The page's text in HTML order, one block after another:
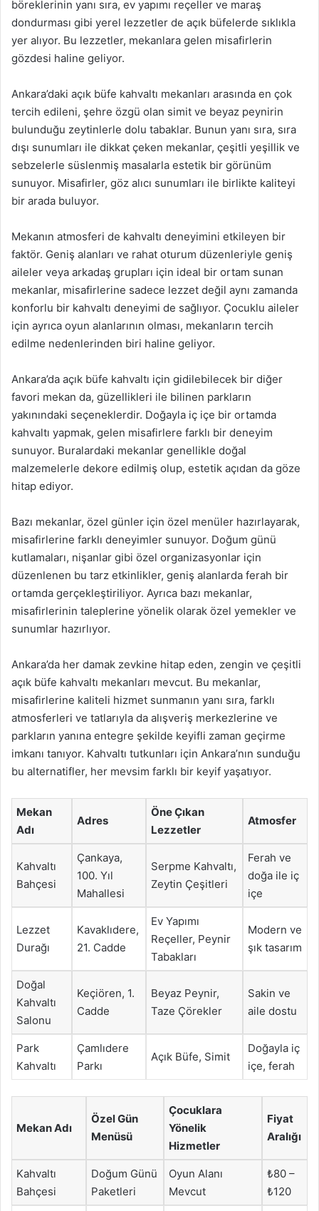
böreklerinin yanı sıra, ev yapımı reçeller ve maraş
dondurması gibi yerel lezzetler de açık büfelerde sıklıkla
yer alıyor. Bu lezzetler, mekanlara gelen misafirlerin
gözdesi haline geliyor.
Ankara’daki açık büfe kahvaltı mekanları arasında en çok
tercih edileni, şehre özgü olan simit ve beyaz peynirin
bulunduğu zeytinlerle dolu tabaklar. Bunun yanı sıra, sıra
dışı sunumları ile dikkat çeken mekanlar, çeşitli yeşillik ve
sebzelerle süslenmiş masalarla estetik bir görünüm
sunuyor. Misafirler, göz alıcı sunumları ile birlikte kaliteyi
bir arada buluyor.
Mekanın atmosferi de kahvaltı deneyimini etkileyen bir
faktör. Geniş alanları ve rahat oturum düzenleriyle geniş
aileler veya arkadaş grupları için ideal bir ortam sunan
mekanlar, misafirlerine sadece lezzet değil aynı zamanda
konforlu bir kahvaltı deneyimi de sağlıyor. Çocuklu aileler
için ayrıca oyun alanlarının olması, mekanların tercih
edilme nedenlerinden biri haline geliyor.
Ankara’da açık büfe kahvaltı için gidilebilecek bir diğer
favori mekan da, güzellikleri ile bilinen parkların
yakınındaki seçeneklerdir. Doğayla iç içe bir ortamda
kahvaltı yapmak, gelen misafirlere farklı bir deneyim
sunuyor. Buralardaki mekanlar genellikle doğal
malzemelerle dekore edilmiş olup, estetik açıdan da göze
hitap ediyor.
Bazı mekanlar, özel günler için özel menüler hazırlayarak,
misafirlerine farklı deneyimler sunuyor. Doğum günü
kutlamaları, nişanlar gibi özel organizasyonlar için
düzenlenen bu tarz etkinlikler, geniş alanlarda ferah bir
ortamda gerçekleştiriliyor. Ayrıca bazı mekanlar,
misafirlerinin taleplerine yönelik olarak özel yemekler ve
sunumlar hazırlıyor.
Ankara’da her damak zevkine hitap eden, zengin ve çeşitli
açık büfe kahvaltı mekanları mevcut. Bu mekanlar,
misafirlerine kaliteli hizmet sunmanın yanı sıra, farklı
atmosferleri ve tatlarıyla da alışveriş merkezlerine ve
parkların yanına entegre şekilde keyifli zaman geçirme
imkanı tanıyor. Kahvaltı tutkunları için Ankara’nın sunduğu
bu alternatifler, her mevsim farklı bir keyif yaşatıyor.
Mekan
Adı
Adres
Öne Çıkan
Lezzetler
Atmosfer
Kahvaltı
Bahçesi
Çankaya,
100. Yıl
Mahallesi
Serpme Kahvaltı,
Zeytin Çeşitleri
Ferah ve
doğa ile iç
içe
Lezzet
Durağı
Kavaklıdere,
21. Cadde
Ev Yapımı
Reçeller, Peynir
Tabakları
Modern ve
şık tasarım
Doğal
Kahvaltı
Salonu
Keçiören, 1.
Cadde
Beyaz Peynir,
Taze Çörekler
Sakin ve
aile dostu
Park
Kahvaltı
Çamlıdere
Parkı
Açık Büfe, Simit
Doğayla iç
içe, ferah
Mekan Adı
Özel Gün
Menüsü
Çocuklara
Yönelik
Hizmetler
Fiyat
Aralığı
Kahvaltı
Bahçesi
Doğum Günü
Paketleri
Oyun Alanı
Mevcut
₺80 –
₺120